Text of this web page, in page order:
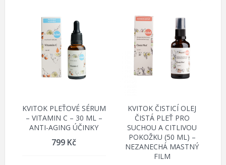
KVITOK PLEŤOVÉ SÉRUM
– VITAMIN C – 30 ML –
ANTI-AGING ÚČINKY
799 Kč
KVITOK ČISTICÍ OLEJ
ČISTÁ PLEŤ PRO
SUCHOU A CITLIVOU
POKOŽKU (50 ML) –
NEZANECHÁ MASTNÝ
FILM